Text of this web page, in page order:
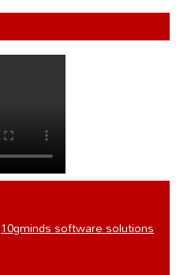
10gminds software solutions